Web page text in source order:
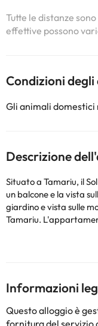
Tutte le distanze
effettive possono
Condizioni
Gli animali domestici
Descrizione
Situato a Tamariu, il
un balcone e la vista
giardino e vista sulle
Tamariu. L'appartamento presenta 3 camere da letto, una
cucina con
dista 700 m dalla
Platja d'Aigua Xelida.
Costa Brava, a 55 km
tramite un servizio
Informazioni
Questo alloggio è
fornitura del servizio